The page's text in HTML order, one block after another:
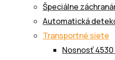
Špeciálne
Automatická
Transportné siete
Nosnosť 4530